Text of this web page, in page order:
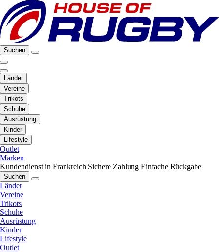
Suchen
Länder
Vereine
Trikots
Schuhe
Ausrüstung
Kinder
Lifestyle
Outlet
Marken
Kundendienst in Frankreich Sichere Zahlung Einfache Rückgabe
Suchen
Länder
Vereine
Trikots
Schuhe
Ausrüstung
Kinder
Lifestyle
Outlet